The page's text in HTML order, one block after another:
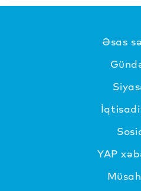
Əsas
YAP